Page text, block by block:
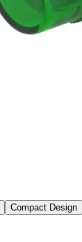
Compact Design